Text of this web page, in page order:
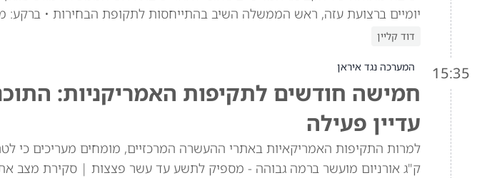
יומיים ברצועת עזה, ראש הממשלה השיב בהתייחסות לתקופת הבחירות •
דוד קליין
15:35 המערכה נגד איראן
חמישה חודשים לתקיפות האמריקניות:
עדיין פעילה
ק"ג אורניום מועשר ברמה גבוהה - מספיק לתשע עד עשר פצצות | סקירת מצב